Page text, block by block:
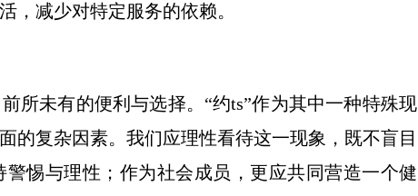
，减少对特定服务的依赖。
所未有的便利与选择。“约ts”作为其中一种特殊现
的复杂因素。我们应理性看待这一现象，既不盲目
惕与理性；作为社会成员，更应共同营造一个健